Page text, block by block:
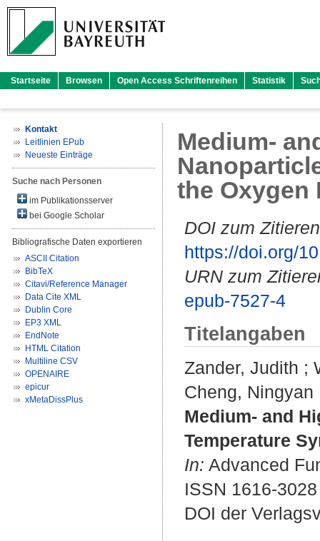
Startseite Browsen Open Access Schriftenreihen Statistik
Kontakt
Leitlinien EPub
Neueste Einträge
Suche nach Personen
im Publikationsserver
bei Google Scholar
Bibliografische Daten exportieren
ASCII Citation
BibTeX
Citavi/Reference Manager
Data Cite XML
Dublin Core
EP3 XML
EndNote
HTML Citation
Multiline CSV
OPENAIRE
epicur
xMetaDissPlus
Medium‐
the Oxygen
DOI zum
https://doi.org/
URN zum
epub-7527-4
Titelangaben
Zander, Judith ;
Cheng, Ningyan
Medium‐ and
Temperature
In: Advanced
ISSN 1616-3028
DOI der